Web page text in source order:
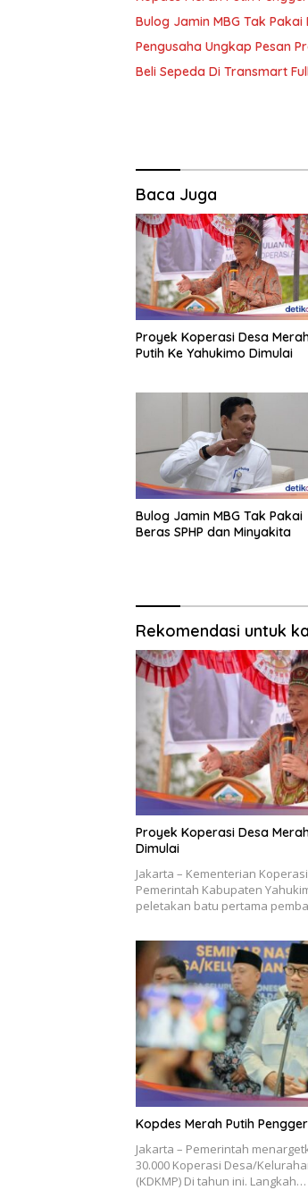
Bulog Jamin MBG Tak Pakai
Pengusaha Ungkap Pesan
Beli Sepeda Di Transmart
Baca Juga
Proyek Koperasi Desa
Putih Ke Yahukimo Dimulai
Bulog Jamin MBG Tak Pakai
Beras SPHP dan Minyakita
Rekomendasi untuk
Proyek Koperasi Desa
Dimulai
Jakarta – Kementerian
Pemerintah Kabupaten
peletakan batu pertama
Kopdes Merah Putih
Jakarta – Pemerintah
30.000 Koperasi Desa/
(KDKMP) Di tahun ini. Langkah…